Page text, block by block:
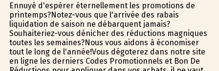
Ennuyé d'espérer éternellement les promotions de
printemps?Notez-vous que l'arrivée des rabais
liquidation de saison ne débarquent jamais?
Souhaiteriez-vous dénicher des réductions magnifiques
toutes les semaines?Nous vous aidons à économiser
tout le long de l'année!Vous dégoterez dans notre site
en ligne les derniers Codes Promotionnels et Bon De